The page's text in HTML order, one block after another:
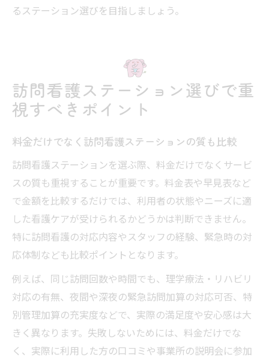
るステーション選びを目指しましょう。
訪問看護ステーション選びで重
視すべきポイント
料金だけでなく訪問看護ステーションの質も比較
訪問看護ステーションを選ぶ際、料金だけでなくサービ
スの質も重視することが重要です。料金表や早見表など
で金額を比較するだけでは、利用者の状態やニーズに適
した看護ケアが受けられるかどうかは判断できません。
特に訪問看護の対応内容やスタッフの経験、緊急時の対
応体制なども比較ポイントとなります。
例えば、同じ訪問回数や時間でも、理学療法・リハビリ
対応の有無、夜間や深夜の緊急訪問加算の対応可否、特
別管理加算の充実度などで、実際の満足度や安心感は大
きく異なります。失敗しないためには、料金だけでな
く、実際に利用した方の口コミや事業所の説明会に参加